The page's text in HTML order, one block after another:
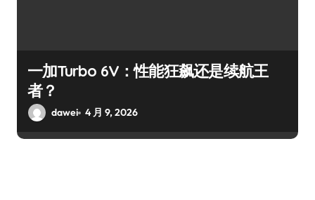
一加Turbo 6V：性能狂飙还是续航王
者？
dawei 4 月 9, 2026